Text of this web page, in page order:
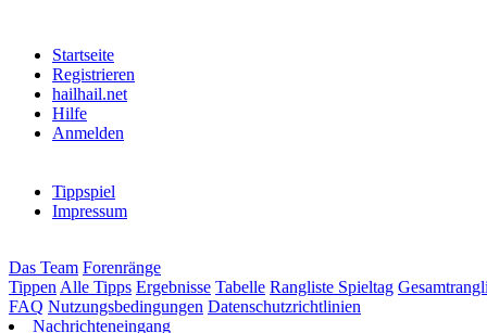
Startseite
Registrieren
hailhail.net
Hilfe
Anmelden
Tippspiel
Impressum
Das Team Forenränge
Tippen Alle Tipps Ergebnisse Tabelle Rangliste Spieltag
FAQ Nutzungsbedingungen Datenschutzrichtlinien
Nachrichteneingang